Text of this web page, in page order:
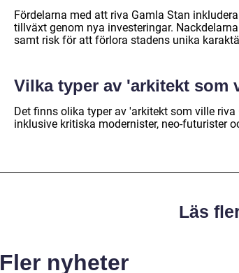
Fördelarna med att riva Gamla Stan
tillväxt genom nya investeringar.
samt risk för att förlora stadens unika
Vilka typer av 'arkitekt som
Det finns olika typer av 'arkitekt som ville
inklusive kritiska modernister, neo-futurister
Läs
Fler nyheter